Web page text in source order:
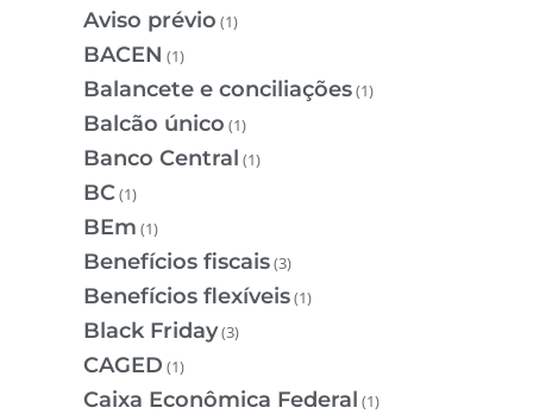
Aviso prévio (1)
BACEN (1)
Balancete e conciliações(1)
Balcão único (1)
Banco Central (1)
BC(1)
BEm (1)
Benefícios fiscais(3)
Benefícios flexíveis(1)
Black Friday(3)
CAGED (1)
Caixa Econômica Federal (1)